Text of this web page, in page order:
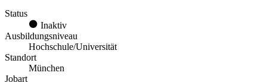
Status
Inaktiv
Ausbildungsniveau
Hochschule/Universität
Standort
München
Jobart